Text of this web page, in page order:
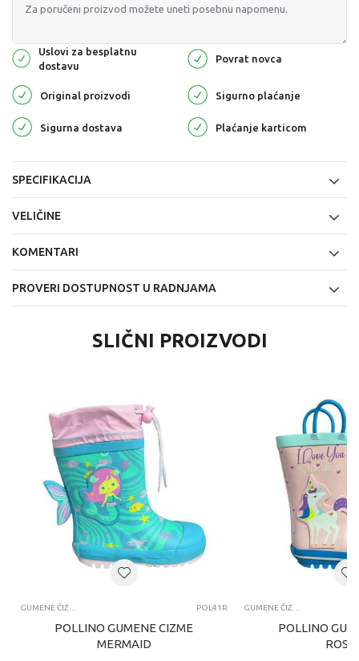
Uslovi za besplatnu
dostavu
Povrat novca
Original proizvodi Sigurno plaćanje
Sigurna dostava Plaćanje karticom
SPECIFIKACIJA
VELIČINE
KOMENTARI
PROVERI DOSTUPNOST U RADNJAMA
SLIČNI PROIZVODI
POL41R
POLLINO GUMENE CIZME
MERMAID
POLLINO